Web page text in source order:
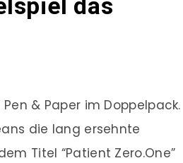
das
& Paper im Doppelpack.
die lang ersehnte
Titel “Patient Zero.One”